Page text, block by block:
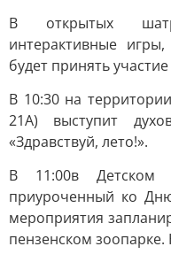
В открытых
интерактивные
будет принять
В 10:30 на
21А) выступит
«Здравствуй, лето!».
В 11:00в Детском
приуроченный ко
мероприятия
пензенском зоопарке.